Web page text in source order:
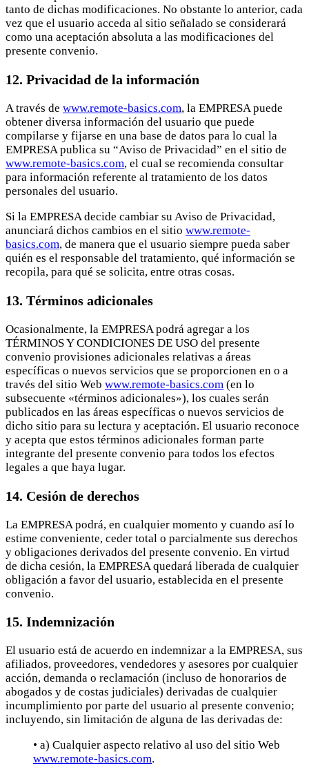
tanto de dichas modificaciones. No obstante lo anterior, cada
vez que el usuario acceda al sitio señalado se considerará
como una aceptación absoluta a las modificaciones del
presente convenio.
12. Privacidad de la información
A través de www.remote-basics.com, la EMPRESA puede
obtener diversa información del usuario que puede
compilarse y fijarse en una base de datos para lo cual la
EMPRESA publica su “Aviso de Privacidad” en el sitio de
www.remote-basics.com, el cual se recomienda consultar
para información referente al tratamiento de los datos
personales del usuario.
Si la EMPRESA decide cambiar su Aviso de Privacidad,
anunciará dichos cambios en el sitio www.remote-
basics.com, de manera que el usuario siempre pueda saber
quién es el responsable del tratamiento, qué información se
recopila, para qué se solicita, entre otras cosas.
13. Términos adicionales
Ocasionalmente, la EMPRESA podrá agregar a los
TÉRMINOS Y CONDICIONES DE USO del presente
convenio provisiones adicionales relativas a áreas
específicas o nuevos servicios que se proporcionen en o a
través del sitio Web www.remote-basics.com (en lo
subsecuente «términos adicionales»), los cuales serán
publicados en las áreas específicas o nuevos servicios de
dicho sitio para su lectura y aceptación. El usuario reconoce
y acepta que estos términos adicionales forman parte
integrante del presente convenio para todos los efectos
legales a que haya lugar.
14. Cesión de derechos
La EMPRESA podrá, en cualquier momento y cuando así lo
estime conveniente, ceder total o parcialmente sus derechos
y obligaciones derivados del presente convenio. En virtud
de dicha cesión, la EMPRESA quedará liberada de cualquier
obligación a favor del usuario, establecida en el presente
convenio.
15. Indemnización
El usuario está de acuerdo en indemnizar a la EMPRESA, sus
afiliados, proveedores, vendedores y asesores por cualquier
acción, demanda o reclamación (incluso de honorarios de
abogados y de costas judiciales) derivadas de cualquier
incumplimiento por parte del usuario al presente convenio;
incluyendo, sin limitación de alguna de las derivadas de:
• a) Cualquier aspecto relativo al uso del sitio Web
www.remote-basics.com.